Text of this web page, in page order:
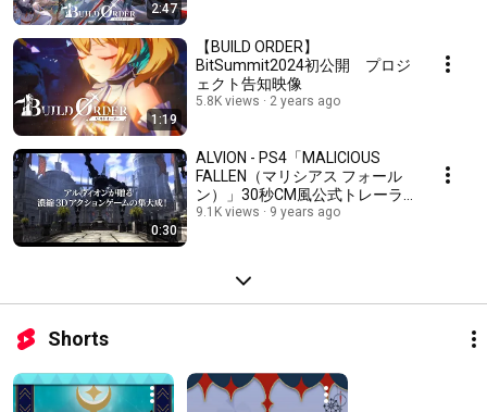
2:47
1:19
【BUILD ORDER】
BitSummit2024初公開 プロジ
ェクト告知映像
5.8K views 2 years ago
0:30
ALVION - PS4「MALICIOUS
FALLEN（マリシアス フォール
ン）」30秒CM風公式トレーラ
ー
9.1K views 9 years ago
Shorts